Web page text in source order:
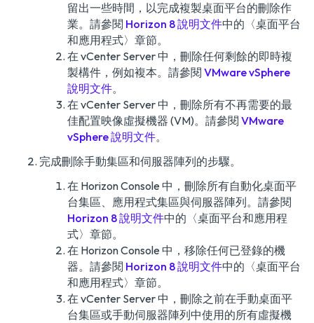
留出一些時間，以完成複製桌面平台的刪除作
業。請參閱 Horizon 8 說明文件中的 〈桌面平台
和應用程式〉 章節。
在 vCenter Server 中，刪除任何剩餘的即時複
製構件，例如複本。請參閱 VMware vSphere
說明文件。
在 vCenter Server 中，刪除所有不再需要的最
佳配置映像虛擬機器 (VM)。請參閱 VMware
vSphere 說明文件。
完成刪除手動集區和伺服器陣列的步驟。
在 Horizon Console 中，刪除所有自動化桌面平
台集區、應用程式集區與伺服器陣列。請參閱
Horizon 8 說明文件中的 〈桌面平台和應用程
式〉 章節。
在 Horizon Console 中，移除任何已登錄的機
器。請參閱 Horizon 8 說明文件中的 〈桌面平台
和應用程式〉 章節。
在 vCenter Server 中，刪除之前在手動桌面平
台集區或手動伺服器陣列中使用的所有虛擬機